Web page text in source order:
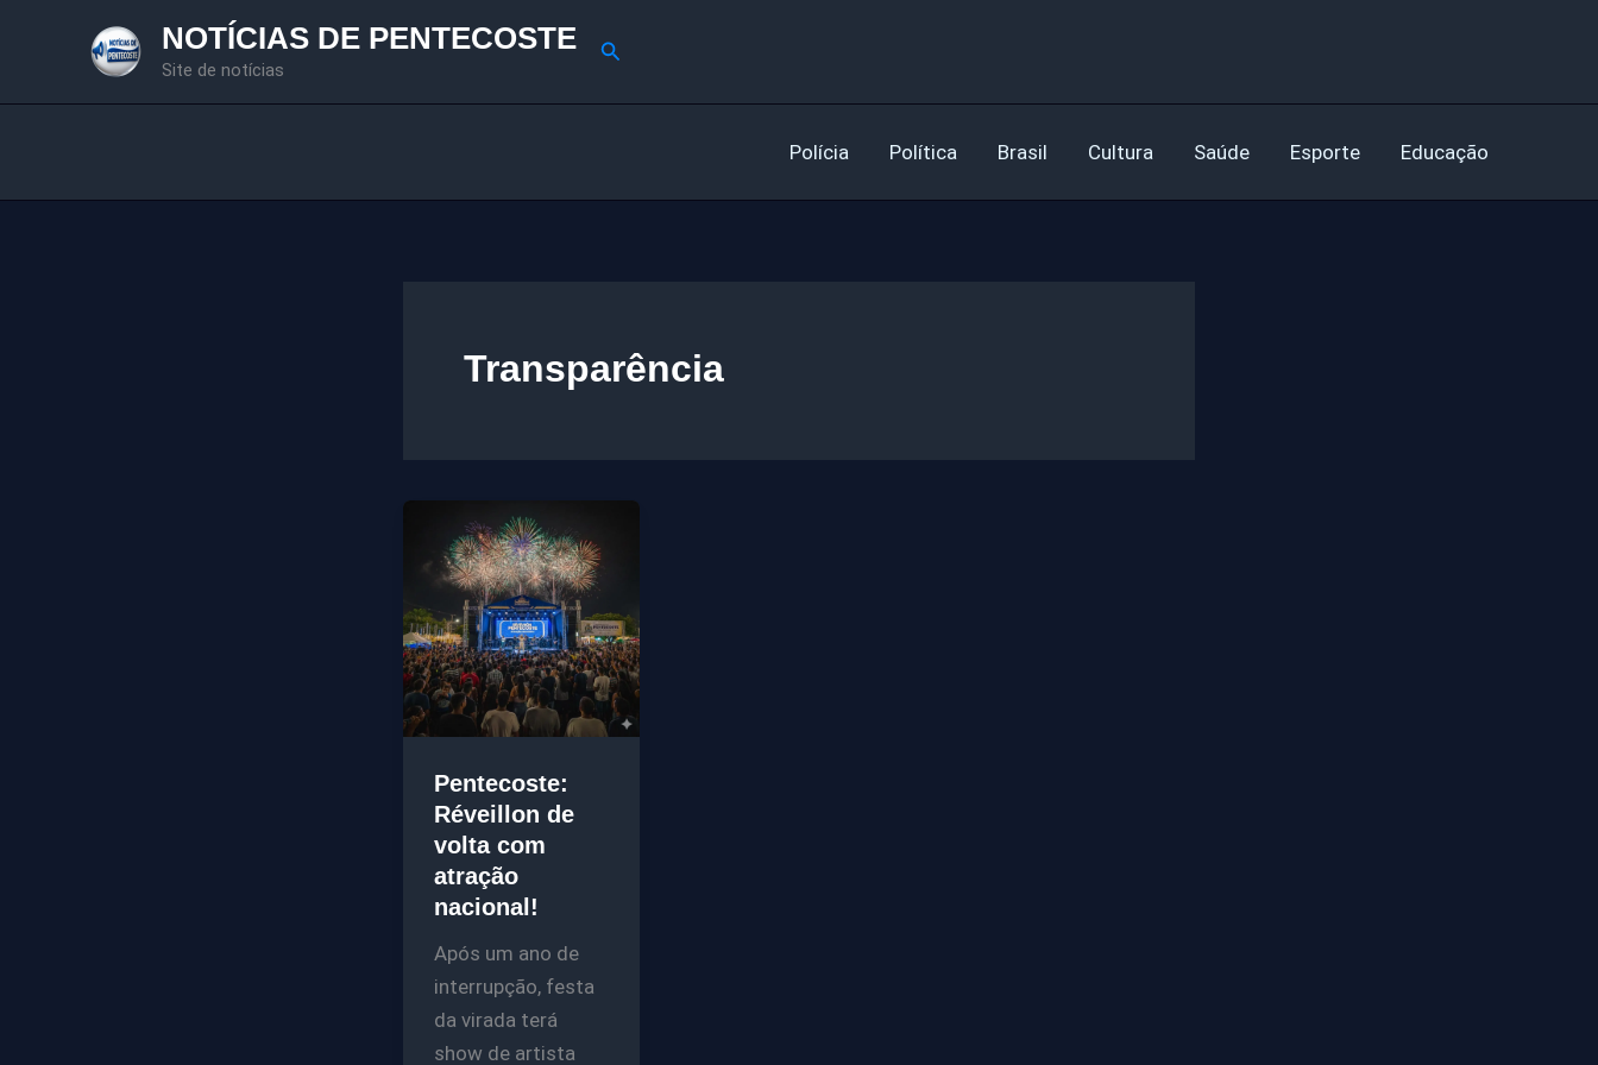
NOTÍCIAS DE PENTECOSTE
Site de notícias
Pesquisar
Polícia Política Brasil Cultura Saúde Esporte Educação
Transparência
Pentecoste:
Réveillon de
volta com
atração
nacional!
Após um ano de
interrupção, festa
da virada terá
show de artista